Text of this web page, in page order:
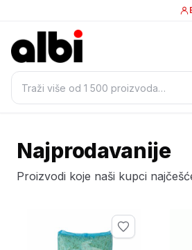
Pretraži:
Najprodavanije
Proizvodi koje naši kupci